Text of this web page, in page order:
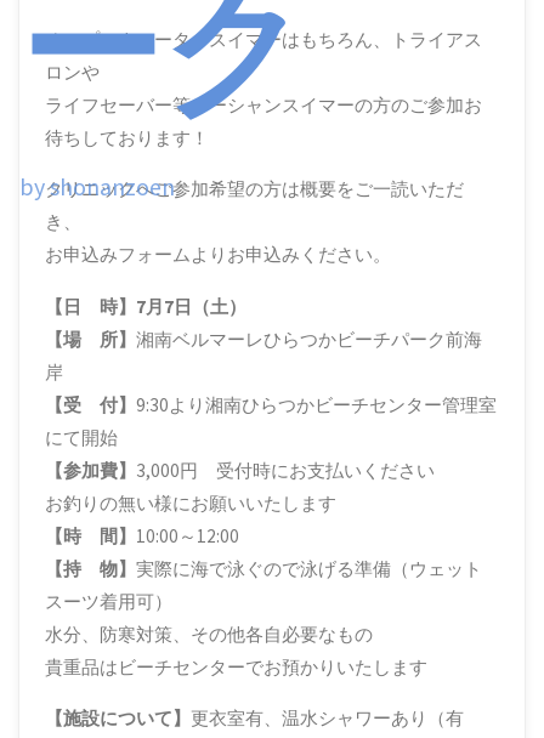
ーク
by shonanzoen
オープンウォータースイマーはもちろん、トライアス
ロンや
ライフセーバー等オーシャンスイマーの方のご参加お
待ちしております！
クリニックへご参加希望の方は概要をご一読いただ
き、
お申込みフォームよりお申込みください。
【日 時】7月7日（土）
【場 所】湘南ベルマーレひらつかビーチパーク前海
岸
【受 付】9:30より湘南ひらつかビーチセンター管理室
にて開始
【参加費】 3,000円 受付時にお支払いください
お釣りの無い様にお願いいたします
【時 間】 10:00～12:00
【持 物】実際に海で泳ぐので泳げる準備（ウェット
スーツ着用可）
水分、防寒対策、その他各自必要なもの
貴重品はビーチセンターでお預かりいたします
【施設について】 更衣室有、温水シャワーあり（有